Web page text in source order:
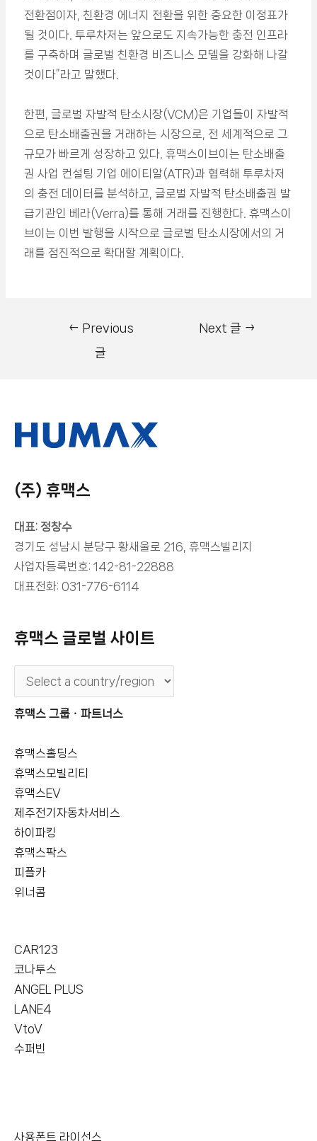
전환점이자, 친환경 에너지 전환을 위한 중요한 이정표가
될 것이다. 투루차저는 앞으로도 지속가능한 충전 인프라
를 구축하며 글로벌 친환경 비즈니스 모델을 강화해 나갈
것이다”라고 말했다.
한편, 글로벌 자발적 탄소시장(VCM)은 기업들이 자발적
으로 탄소배출권을 거래하는 시장으로, 전 세계적으로 그
규모가 빠르게 성장하고 있다. 휴맥스이브이는 탄소배출
권 사업 컨설팅 기업 에이티알(ATR)과 협력해 투루차저
의 충전 데이터를 분석하고, 글로벌 자발적 탄소배출권 발
급기관인 베라(Verra)를 통해 거래를 진행한다. 휴맥스이
브이는 이번 발행을 시작으로 글로벌 탄소시장에서의 거
래를 점진적으로 확대할 계획이다.
← Previous
글
Next 글 →
(주) 휴맥스
대표: 정창수
경기도 성남시 분당구 황새울로 216, 휴맥스빌리지
사업자등록번호: 142-81-22888
대표전화: 031-776-6114
휴맥스 글로벌 사이트
휴맥스 그룹ㆍ파트너스
휴맥스홀딩스
휴맥스모빌리티
휴맥스EV
제주전기자동차서비스
하이파킹
휴맥스팍스
피플카
위너콤
CAR123
코나투스
ANGEL PLUS
LANE4
VtoV
수퍼빈
사용폰트 라이선스